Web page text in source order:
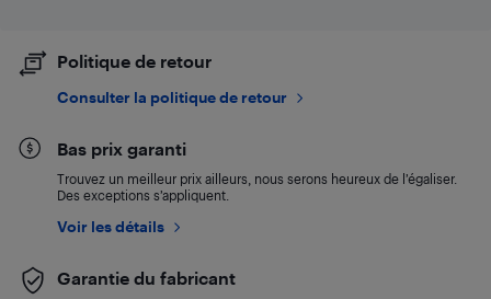
Politique de retour
Consulter la politique de retour
Bas prix garanti
Trouvez un meilleur prix ailleurs, nous serons heureux de l’égaliser.
Des exceptions s’appliquent.
Voir les détails
Garantie du fabricant